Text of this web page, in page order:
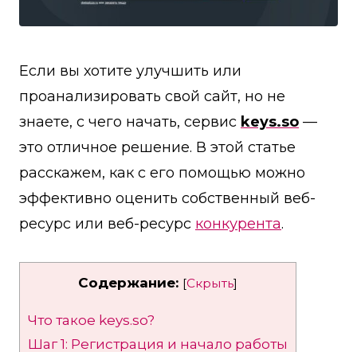
Если вы хотите улучшить или
проанализировать свой сайт, но не
знаете, с чего начать, сервис keys.so —
это отличное решение. В этой статье
расскажем, как с его помощью можно
эффективно оценить собственный веб-
ресурс или веб-ресурс конкурента.
Содержание: [Скрыть]
Что такое keys.so?
Шаг 1: Регистрация и начало работы